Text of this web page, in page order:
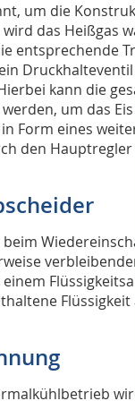
um die
das Heißgas
entsprechende
kann die
um das
Form eines
den